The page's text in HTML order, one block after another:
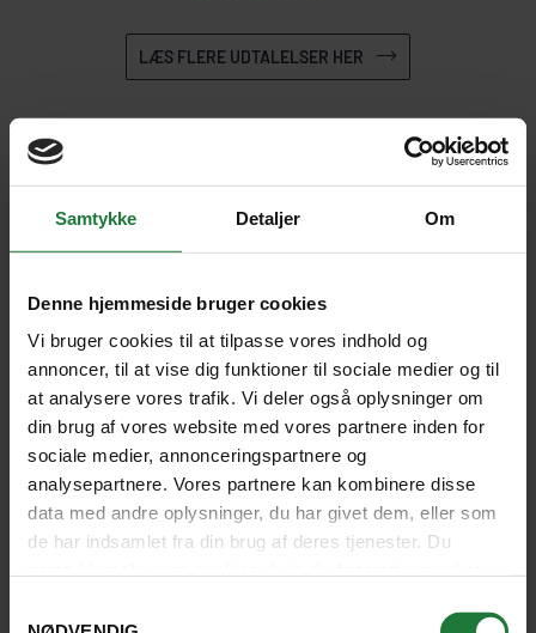
Samtykke Detaljer Om
Denne hjemmeside bruger cookies
Vi bruger cookies til at tilpasse vores indhold og
annoncer, til at vise dig funktioner til sociale medier og til
at analysere vores trafik. Vi deler også oplysninger om
din brug af vores website med vores partnere inden for
sociale medier, annonceringspartnere og
analysepartnere. Vores partnere kan kombinere disse
data med andre oplysninger, du har givet dem, eller som
de har indsamlet fra din brug af deres tjenester. Du
LÆS FLERE UDTALELSER HER
DAGSPROGRAM
DAG 1
I flyver fra Københavns Lufthavn og sætter kursen
mod Réunion. I flyver det sidste stræk mod Det
Indiske Ocean gennem natten og ankommer til
Réunion på rejsens anden dag - klar til eventyr.